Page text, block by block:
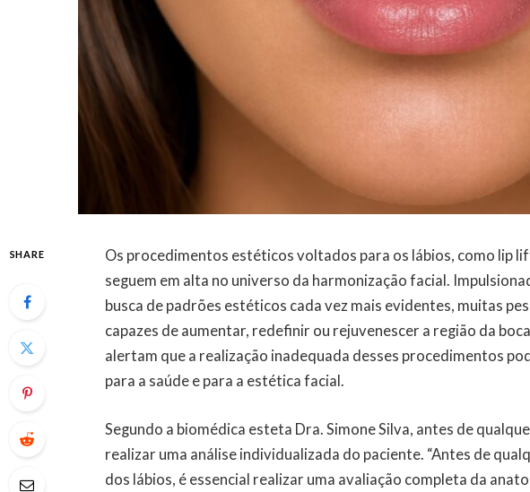
SHARE
Os procedimentos estéticos voltados para os lábios, como lip
seguem em alta no universo da harmonização facial.
busca de padrões estéticos cada vez mais evidentes, muitas
capazes de aumentar, redefinir ou rejuvenescer a região da
alertam que a realização inadequada desses procedimentos
para a saúde e para a estética facial.
Segundo a biomédica esteta Dra. Simone Silva, antes de
realizar uma análise individualizada do paciente. “Antes de
dos lábios, é essencial realizar uma avaliação completa da